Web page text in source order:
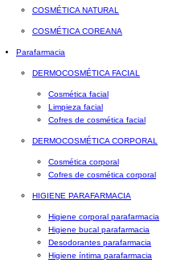
COSMÉTICA NATURAL
COSMÉTICA COREANA
Parafarmacia
DERMOCOSMÉTICA FACIAL
Cosmética facial
Limpieza facial
Cofres de cosmética facial
DERMOCOSMÉTICA CORPORAL
Cosmética corporal
Cofres de cosmética corporal
HIGIENE PARAFARMACIA
Higiene corporal parafarmacia
Higiene bucal parafarmacia
Desodorantes parafarmacia
Higiene íntima parafarmacia